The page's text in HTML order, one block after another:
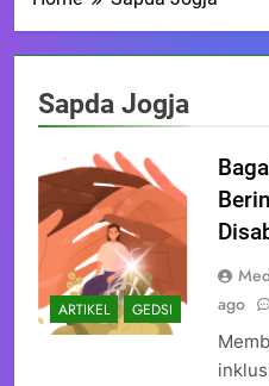
Sapda Jogja
ARTIKEL GEDSI
ago